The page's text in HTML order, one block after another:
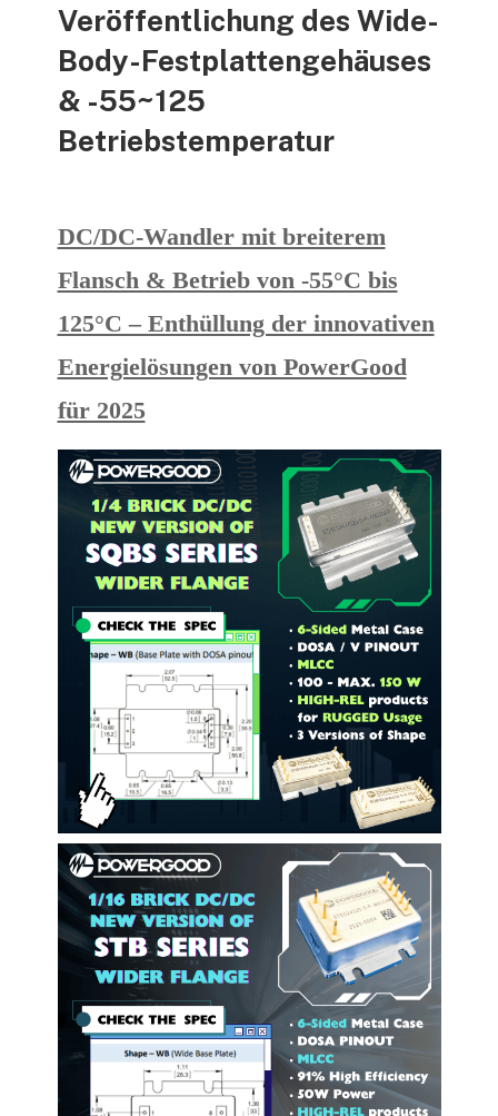
Veröffentlichung des Wide-
Body-Festplattengehäuses
& -55~125
Betriebstemperatur
DC/DC-Wandler mit breiterem
Flansch & Betrieb von -55°C bis
125°C – Enthüllung der innovativen
Energielösungen von PowerGood
für 2025